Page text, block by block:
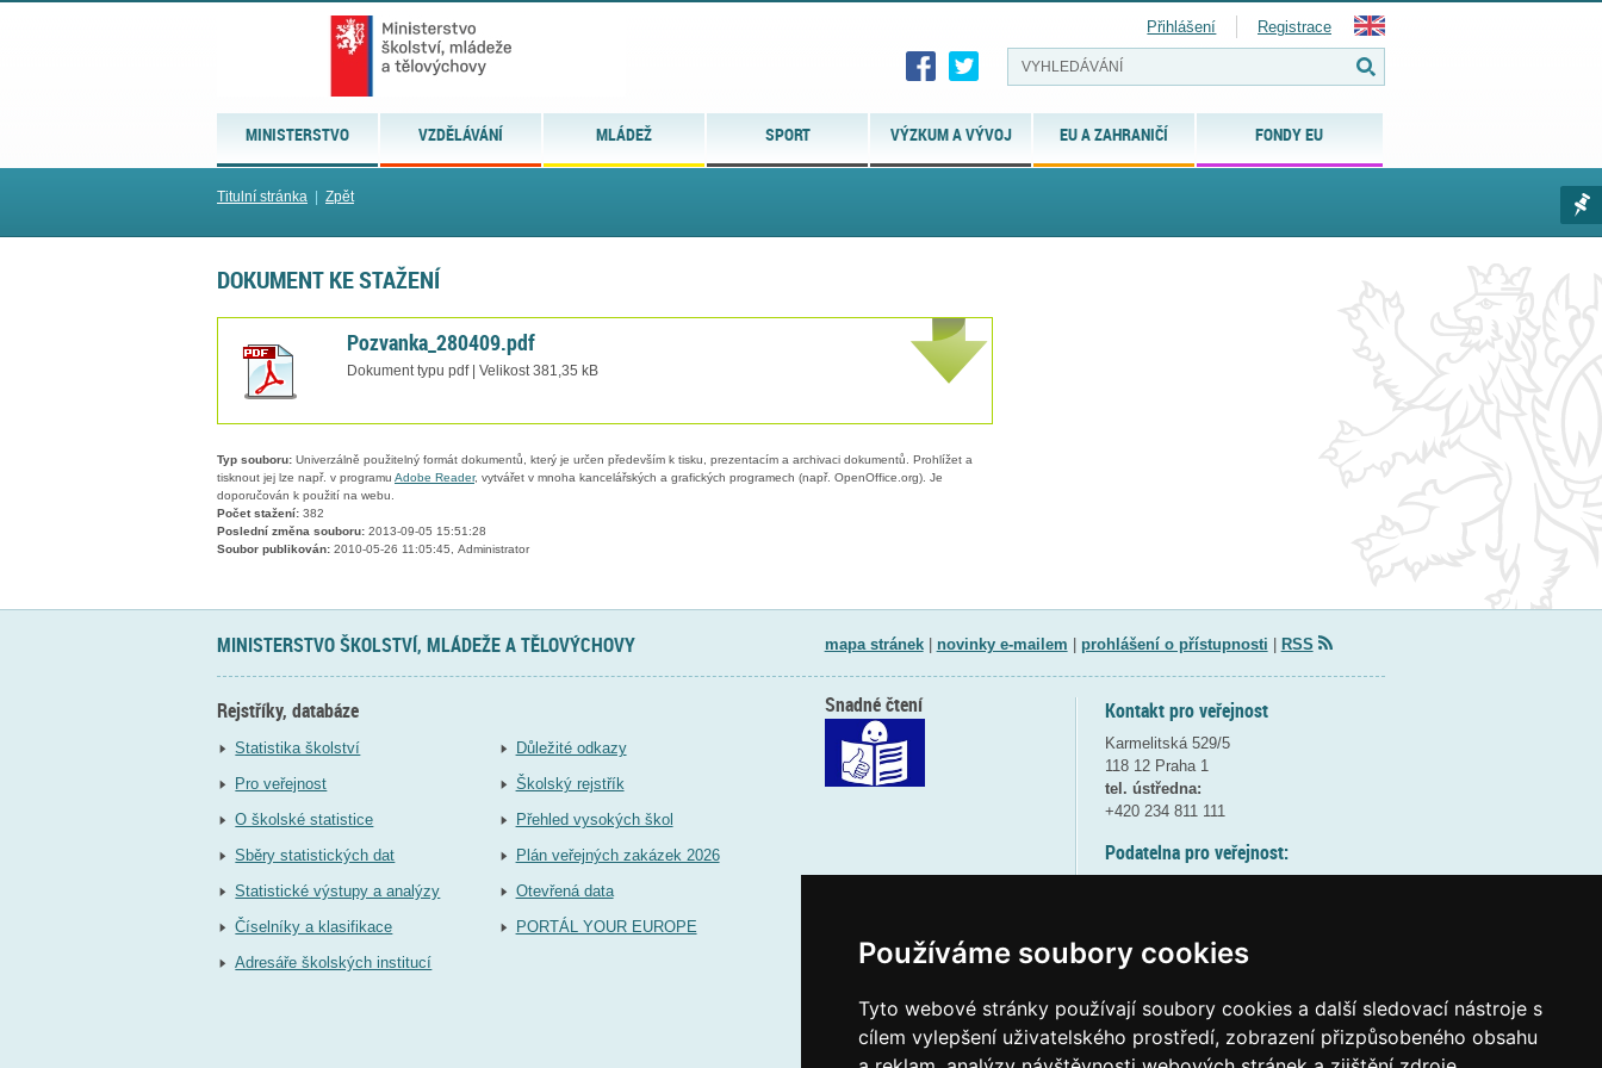
Používáme soubory cookies
Tyto webové stránky používají soubory cookies a další sledovací nástroje s
cílem vylepšení uživatelského prostředí, zobrazení přizpůsobeného obsahu
MINISTERSTVO VZDĚLÁVÁNÍ MLÁDEŽ SPORT VÝZKUM A VÝVOJ EU A ZAHRANIČÍ FONDY EU
Přihlášení Registrace
Titulní stránka Zpět
DOKUMENT KE STAŽENÍ
Pozvanka_280409.pdf
Dokument typu pdf | Velikost 381,35 kB
Typ souboru: Univerzálně použitelný formát dokumentů, který je určen především k tisku, prezentacím a archivaci dokumentů. Prohlížet a
tisknout jej lze např. v programu Adobe Reader, vytvářet v mnoha kancelářských a grafických programech (např. OpenOffice.org). Je
doporučován k použití na webu.
Počet stažení: 382
Poslední změna souboru: 2013-09-05 15:51:28
Soubor publikován: 2010-05-26 11:05:45, Administrator
MINISTERSTVO ŠKOLSTVÍ, MLÁDEŽE A TĚLOVÝCHOVY mapa stránek| novinky e-mailem prohlášení o přístupnosti RSS
Rejstříky, databáze
Statistika školství
Pro veřejnost
O školské statistice
Sběry statistických dat
Statistické výstupy a analýzy
Číselníky a klasifikace
Adresáře školských institucí
Důležité odkazy
Školský rejstřík
Přehled vysokých škol
Plán veřejných zakázek 2026
Otevřená data
PORTÁL YOUR EUROPE
Kontakt pro veřejnost
Karmelitská 529/5
118 12 Praha 1
tel. ústředna:
+420 234 811 111
Podatelna pro veřejnost:
(více informací
Elektronická podatelna:
Snadné čtení